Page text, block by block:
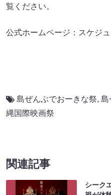
覧ください。
公式ホームページ：スケジ
島ぜんぶでおーきな祭, 島
縄国際映画祭
関連記事
シーク